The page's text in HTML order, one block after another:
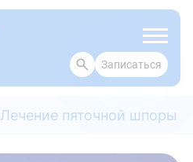
Записаться
Лечение пяточной шпоры